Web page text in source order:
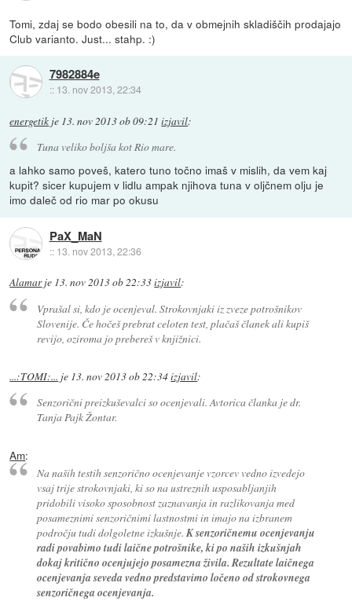
Tomi, zdaj se bodo obesili na to, da v obmejnih skladiščih prodajajo
Club varianto. Just... stahp. :)
7982884e
:: 13. nov 2013, 22:34
energetik je 13. nov 2013 ob 09:21 izjavil:
Tuna veliko boljša kot Rio mare.
a lahko samo poveš, katero tuno točno imaš v mislih, da vem kaj
kupit? sicer kupujem v lidlu ampak njihova tuna v oljčnem olju je
imo daleč od rio mar po okusu
PaX_MaN
:: 13. nov 2013, 22:36
Alamarje 13. nov 2013 ob 22:33izjavil:
Vprašal si, kdo je ocenjeval. Strokovnjaki iz zveze potrošnikov
Slovenije. Če hočeš prebrat celoten test, plačaš članek ali kupiš
revijo, oziroma jo prebereš v knjižnici.
...:TOMI:... je 13. nov 2013 ob 22:34izjavil:
Senzorični preizkuševalci so ocenjevali. Avtorica članka je dr.
Tanja Pajk Žontar.
Am:
Na naših testih senzorično ocenjevanje vzorcev vedno izvedejo
vsaj trije strokovnjaki, ki so na ustreznih usposabljanjih
pridobili visoko sposobnost zaznavanja in razlikovanja med
posameznimi senzoričnimi lastnostmi in imajo na izbranem
področju tudi dolgoletne izkušnje. K senzoričnemu ocenjevanju
radi povabimo tudi laične potrošnike, ki po naših izkušnjah
dokaj kritično ocenjujejo posamezna živila. Rezultate laičnega
ocenjevanja seveda vedno predstavimo ločeno od strokovnega
senzoričnega ocenjevanja.